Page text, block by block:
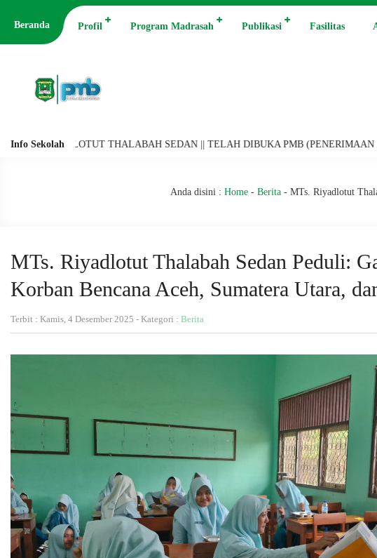
Beranda Profil Program Madrasah Publikasi Fasilitas
Info SekolahTHALABAH SEDAN || TELAH DIBUKA PMB (PENERIMAAN MURID
Anda disini : Home - Berita - MTs. Riyadlotut
MTs. Riyadlotut Thalabah Sedan Peduli:
Korban Bencana Aceh, Sumatera Utara,
Terbit : Kamis, 4 Desember 2025 - Kategori : Berita